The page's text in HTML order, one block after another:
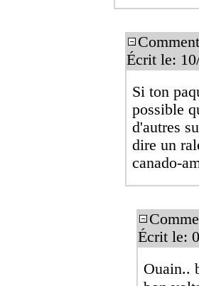
Écrit le:
Si ton
possible
d'autres
dire un
canado-
Écrit le:
Ouain..